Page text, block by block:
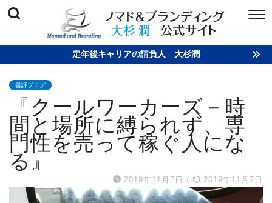
定年後キャリアの請負人 大杉潤
書評ブログ
『クールワーカーズ－時
間と場所に縛られず、専
門性を売って稼ぐ人にな
る』
2019年11月7日 / 2019年11月7日